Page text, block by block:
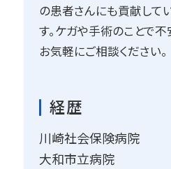
の患者さんにも貢献して
す。ケガや手術のことで
お気軽にご相談ください。
経歴
川崎社会保険病院
大和市立病院